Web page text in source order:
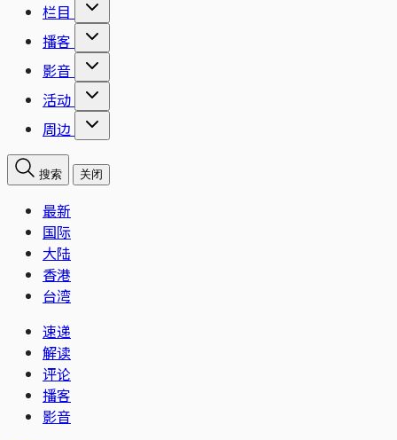
栏目
播客
影音
活动
周边
搜索 关闭
最新
国际
大陆
香港
台湾
速递
解读
评论
播客
影音